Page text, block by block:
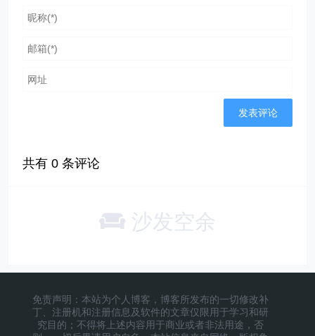
共有0 条评论
沙发空余
免责声明：本站为个人博客，博客所发布的一切修改补
丁、注册机和注册信息及软件的文章仅限用于学习和研
究目的；不得将上述内容用于商业或者非法用途，否